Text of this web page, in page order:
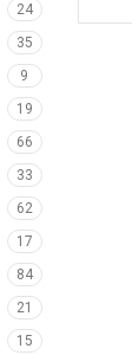
24
35
9
19
66
33
62
17
84
21
15